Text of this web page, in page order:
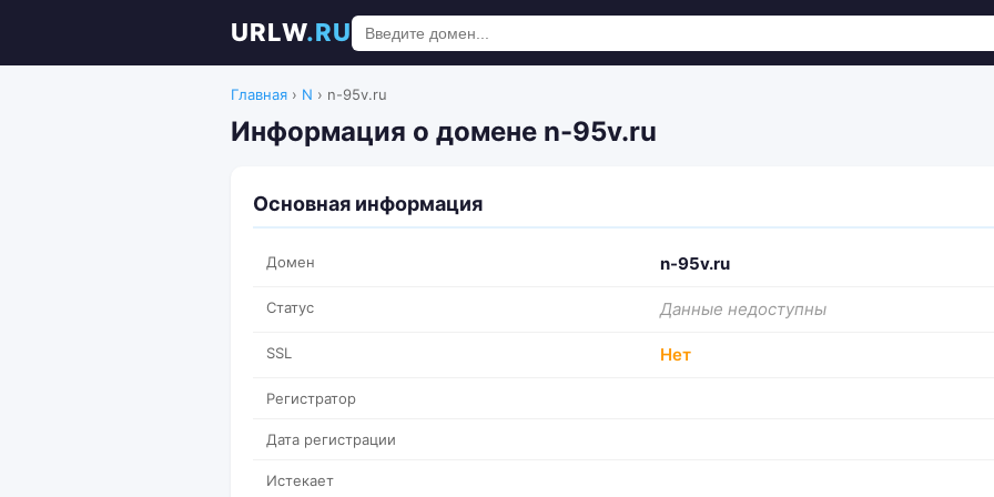
URLW.RU
Главная › N › n-95v.ru
Информация о домене n-95v.ru
Основная информация
Домен n-95v.ru
Статус Данные недоступны
SSL Нет
Регистратор
Дата регистрации
Истекает